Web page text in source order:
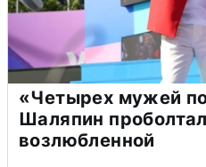
«Четырех мужей
Шаляпин
возлюбленной